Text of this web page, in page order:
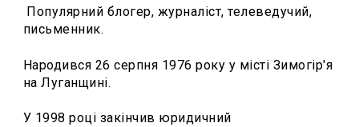
Популярний блогер, журналіст, телеведучий,
письменник.
Народився 26 серпня 1976 року у місті Зимогір'я
на Луганщині.
У 1998 році закінчив юридичний